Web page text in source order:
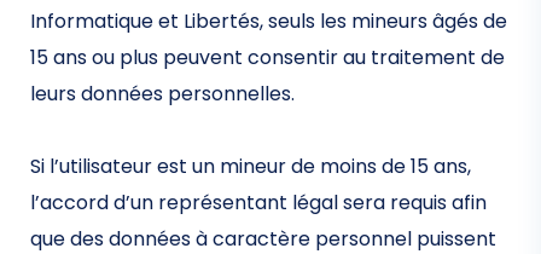
Informatique et Libertés, seuls les mineurs âgés de
15 ans ou plus peuvent consentir au traitement de
leurs données personnelles.
Si l’utilisateur est un mineur de moins de 15 ans,
l’accord d’un représentant légal sera requis afin
que des données à caractère personnel puissent